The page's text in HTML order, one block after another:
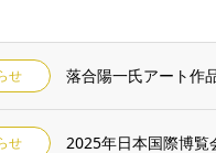
せ 落合陽一氏アート
せ 2025年日本国際博覧